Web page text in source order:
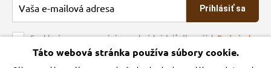
Veľkoobchod
Obchodné podmienky
Kontakt
Prihlásiť sa
Souhlasím se zpracováním osobních údajů dle našichPodmínek
ochrany osobních údajů
Táto webová stránka používa súbory cookie.